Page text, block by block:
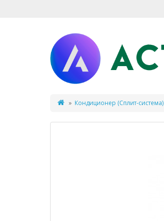
Кондиционер (Сплит-система)